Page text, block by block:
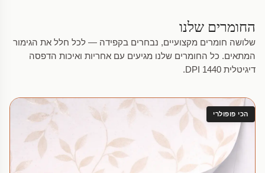
החומרים שלנו
שלושה חומרים מקצועיים, נבחרים בקפידה — לכל חלל את הגימור
המתאים. כל החומרים שלנו מגיעים עם אחריות ואיכות הדפסה
דיגיטלית 1440 DPI.
הכי פופולרי